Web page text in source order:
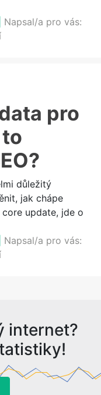
Napsal/a pro vás:
pro
důležitý
jak chápe
update, jde o
Napsal/a pro vás:
internet?